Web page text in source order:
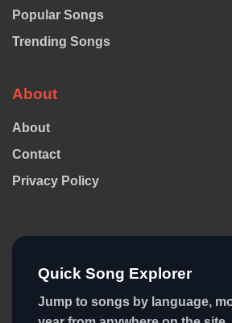
Popular Songs
Trending Songs
About
About
Contact
Privacy Policy
Quick Song Explorer
Jump to songs by language,